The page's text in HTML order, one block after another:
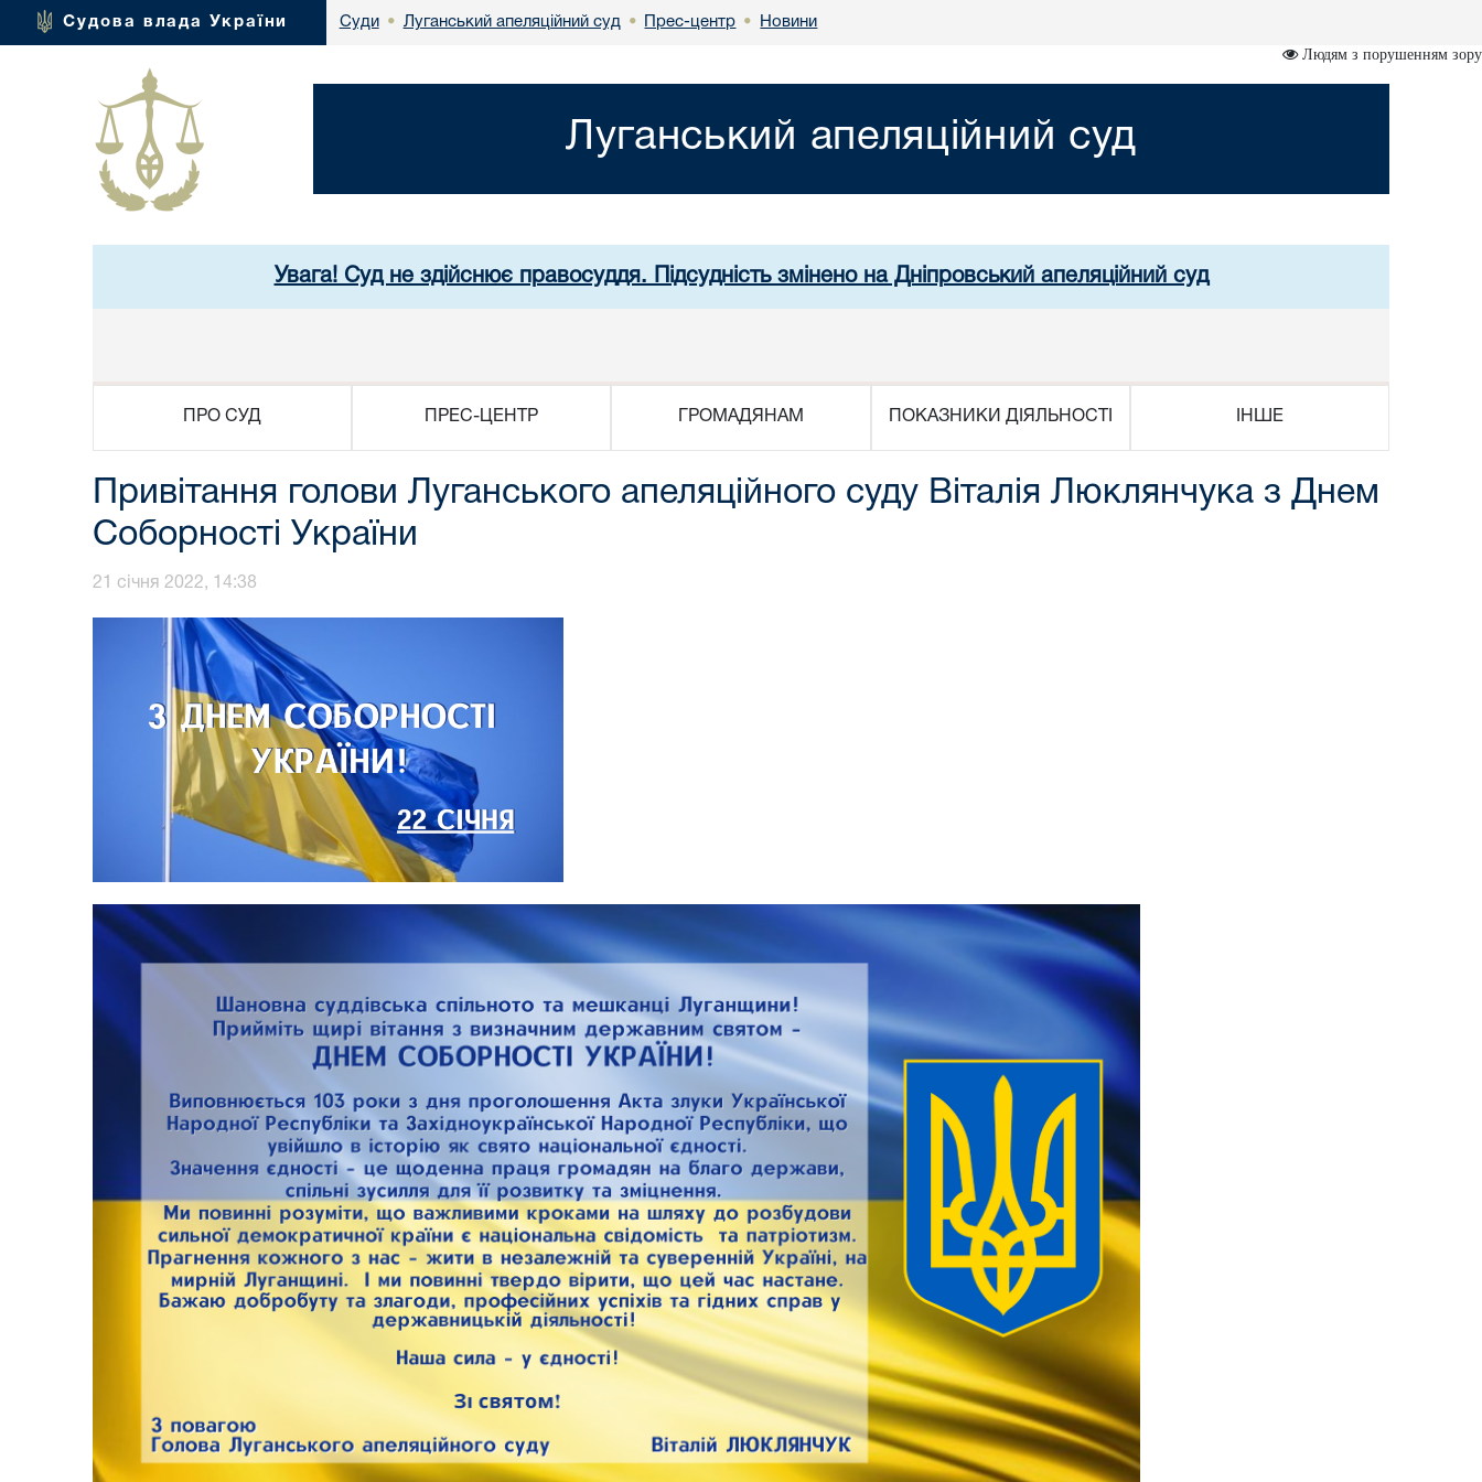
Судова влада України Суди • Луганський апеляційний суд • Прес-центр • Новини
Людям з порушенням зору
Луганський апеляційний суд
Увага! Суд не здійснює правосуддя. Підсудність змінено на Дніпровський апеляційний суд
ПРО СУД ПРЕС-ЦЕНТР ГРОМАДЯНАМ ПОКАЗНИКИ ДІЯЛЬНОСТІ ІНШЕ
Привітання голови Луганського апеляційного суду Віталія Люклянчука з Днем
Соборності України
21 січня 2022, 14:38